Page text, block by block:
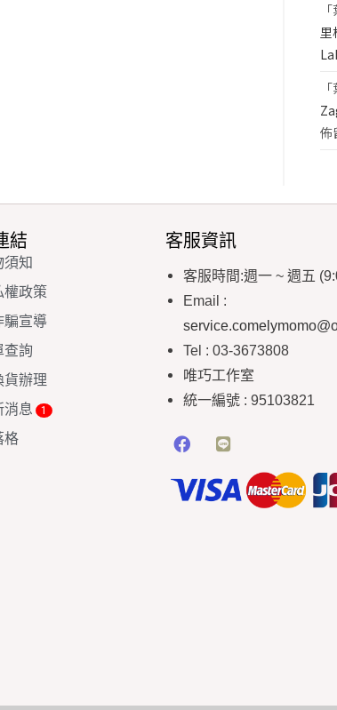
「
里
「
佈
結
須知
權政策
騙宣導
查詢
貨辦理
消息
格
客服資訊
客服時間:週一 ~ 週五
Email :
Tel : 03-3673808
唯巧工作室
統一編號 : 95103821